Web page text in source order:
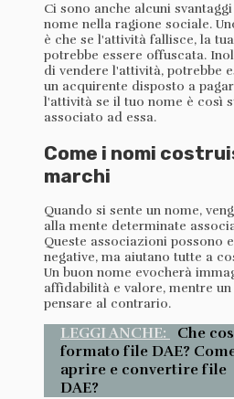
Ci sono anche alcuni
nome nella ragione sociale.
è che se l'attività fallisce, la
potrebbe essere offuscata.
di vendere l'attività, potrebbe
un acquirente disposto a
l'attività se il tuo nome è così
associato ad essa.
Come i nomi
marchi
Quando si sente un nome,
alla mente determinate
Queste associazioni possono
negative, ma aiutano tutte a
Un buon nome evocherà
affidabilità e valore, mentre
pensare al contrario.
LEGGI ANCHE:
Che
formato file DAE?
aprire e convertire file
DAE?